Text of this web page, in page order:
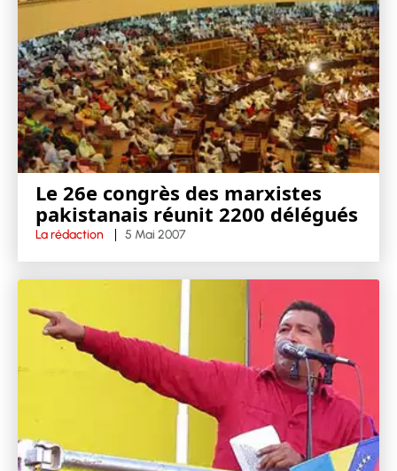
Le 26e congrès des marxistes
pakistanais réunit 2200 délégués
La rédaction 5 Mai 2007